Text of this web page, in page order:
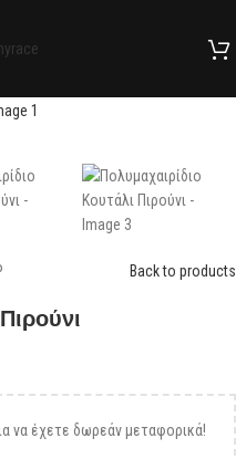
Back to products
να έχετε δωρεάν μεταφορικά!